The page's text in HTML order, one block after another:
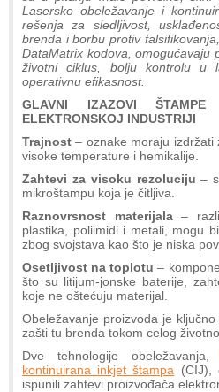
Lasersko obeležavanje i
rešenja za sledljivost,
brenda i borbu protiv
DataMatrix kodova, omogućavaju
životni ciklus, bolju kontrolu u
operativnu efikasnost.
GLAVNI IZAZOVI
ELEKTRONSKOJ INDUSTRIJI
Trajnost – oznake moraju izdržati
visoke temperature i hemikalije.
Zahtevi za visoku rezoluciju –
mikroštampu koja je čitljiva.
Raznovrsnost materijala–
plastika, poliimidi i metali, mogu
zbog svojstava kao što je niska
Osetljivost na toplotu –
što su litijum-jonske baterije,
koje ne oštećuju materijal.
Obeležavanje proizvoda je
zašti tu brenda tokom celog
Dve tehnologije obeležavanja,
kontinuirana inkjet štampa (CIJ),
ispunili zahtevi proizvođača